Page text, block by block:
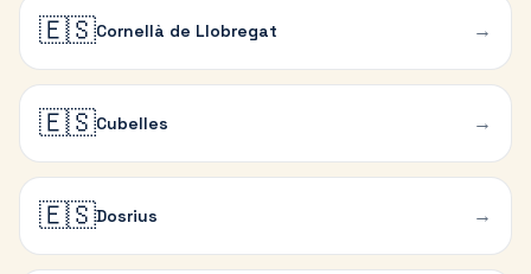
🇪🇸Cornellà de Llobregat →
🇪🇸Cubelles →
🇪🇸Dosrius →